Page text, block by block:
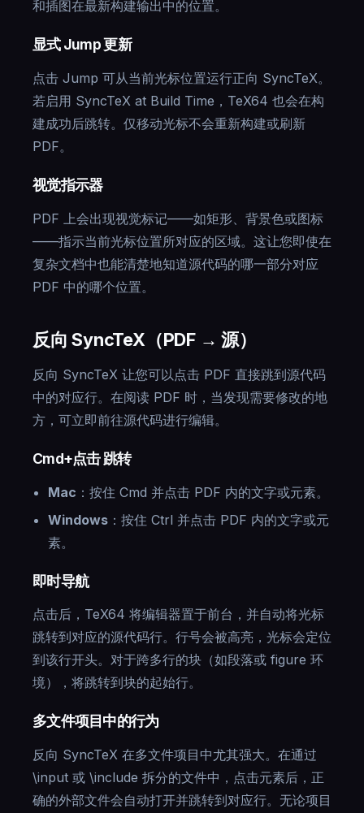
和插图在最新构建输出中的位置。
显式 Jump 更新
点击 Jump 可从当前光标位置运行正向 SyncTeX。
若启用 SyncTeX at Build Time，TeX64 也会在构
建成功后跳转。仅移动光标不会重新构建或刷新
PDF。
视觉指示器
PDF 上会出现视觉标记——如矩形、背景色或图标
——指示当前光标位置所对应的区域。这让您即使在
复杂文档中也能清楚地知道源代码的哪一部分对应
PDF 中的哪个位置。
反向 SyncTeX（PDF → 源）
反向 SyncTeX 让您可以点击 PDF 直接跳到源代码
中的对应行。在阅读 PDF 时，当发现需要修改的地
方，可立即前往源代码进行编辑。
Cmd+点击 跳转
Mac ：按住 Cmd 并点击 PDF 内的文字或元素。
Windows ：按住 Ctrl 并点击 PDF 内的文字或元
素。
即时导航
点击后，TeX64 将编辑器置于前台，并自动将光标
跳转到对应的源代码行。行号会被高亮，光标会定位
到该行开头。对于跨多行的块（如段落或 figure 环
境），将跳转到块的起始行。
多文件项目中的行为
反向 SyncTeX 在多文件项目中尤其强大。在通过
\input 或 \include 拆分的文件中，点击元素后，正
确的外部文件会自动打开并跳转到对应行。无论项目